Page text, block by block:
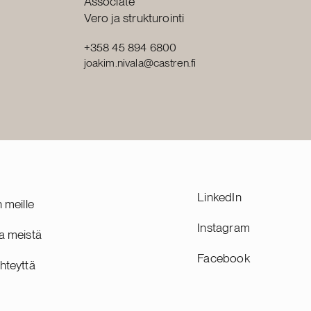
Primary service
Vero ja strukturointi
+358 45 894 6800
joakim.nivala@castren.fi
meille
meistä
LinkedIn
Instagram
Facebook